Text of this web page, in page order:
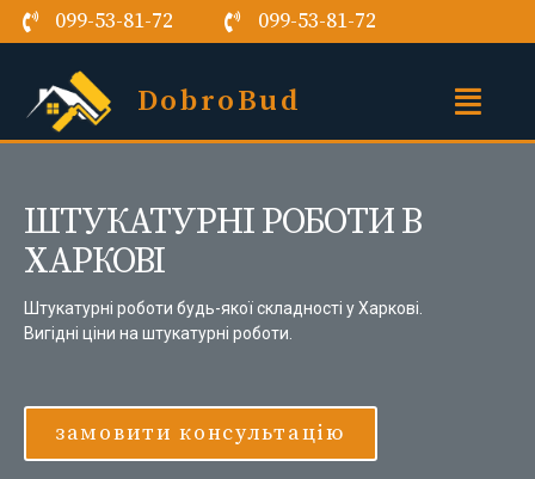
099-53-81-72 099-53-81-72
DobroBud
ШТУКАТУРНІ РОБОТИ В
ХАРКОВІ
Штукатурні роботи будь-якої складності у Харкові.
Вигідні ціни на штукатурні роботи.
замовити консультацію